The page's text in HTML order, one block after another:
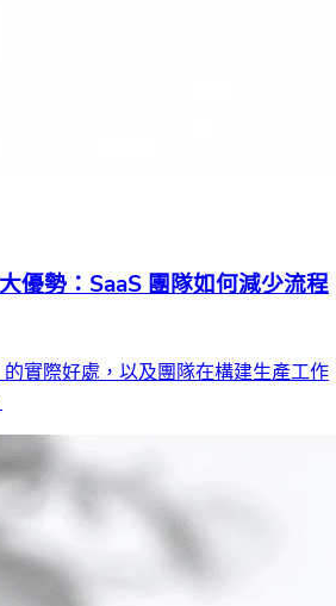
優勢：SaaS 團隊如何減少流程
實際好處，以及團隊在構建生產工作